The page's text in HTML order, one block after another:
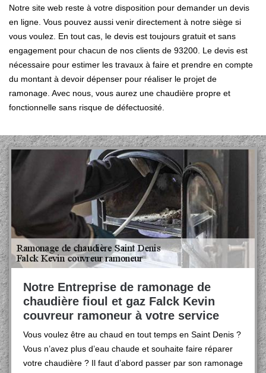
Notre site web reste à votre disposition pour demander un devis
en ligne. Vous pouvez aussi venir directement à notre siège si
vous voulez. En tout cas, le devis est toujours gratuit et sans
engagement pour chacun de nos clients de 93200. Le devis est
nécessaire pour estimer les travaux à faire et prendre en compte
du montant à devoir dépenser pour réaliser le projet de
ramonage. Avec nous, vous aurez une chaudière propre et
fonctionnelle sans risque de défectuosité.
Notre Entreprise de ramonage de
chaudière fioul et gaz Falck Kevin
couvreur ramoneur à votre service
Vous voulez être au chaud en tout temps en Saint Denis ?
Vous n’avez plus d’eau chaude et souhaite faire réparer
votre chaudière ? Il faut d’abord passer par son ramonage